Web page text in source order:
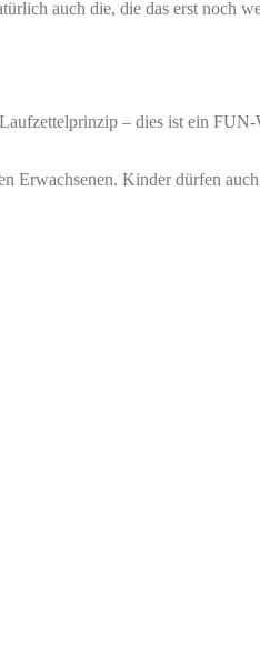
auch die, die das erst noch
– dies ist ein
Kinder dürfen